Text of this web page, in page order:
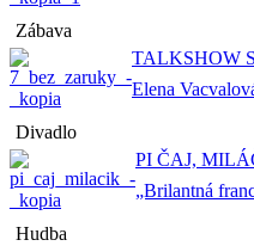
Zábava
TALKSHOW
Elena
Divadlo
PI ČAJ,
„Brilantná
Hudba